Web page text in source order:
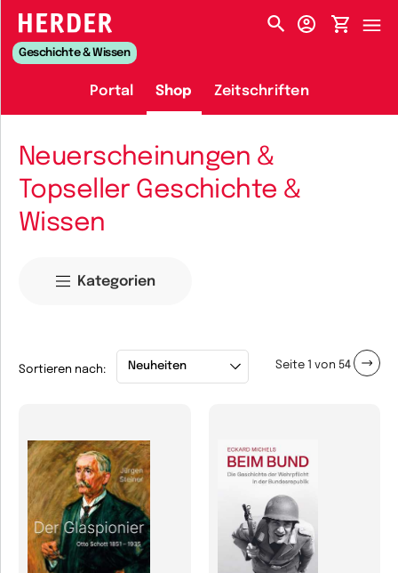
HERDER-MENÜ
Geschichte & Wissen
Portal Shop Zeitschriften
Neuerscheinungen &
Topseller Geschichte &
Wissen
Kategorien
Sortieren nach: Seite 1 von 54